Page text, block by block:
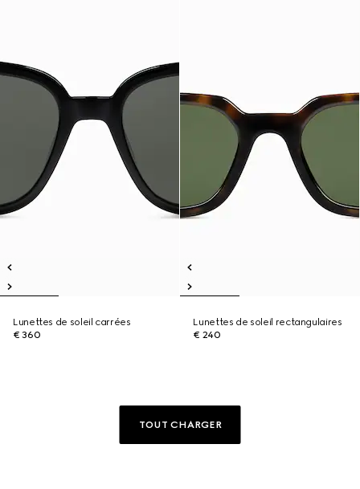
Lunettes de soleil carrées
€ 360
Lunettes de soleil rectangulaires
€ 240
TOUT CHARGER